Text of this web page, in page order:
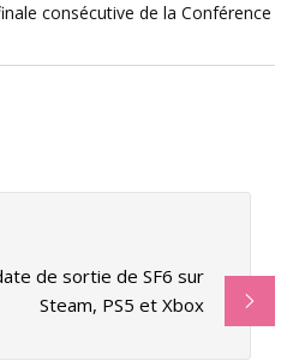
consécutive de la Conférence
de sortie de SF6 sur
Steam, PS5 et Xbox